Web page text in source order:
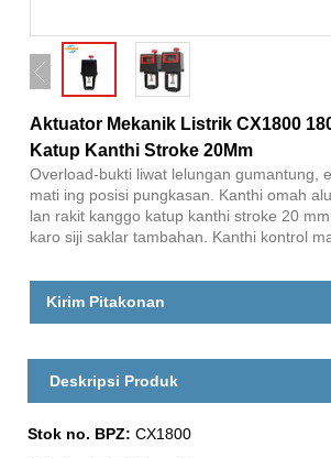
Aktuator Mekanik Listrik CX1800
Katup Kanthi Stroke 20Mm
Overload-bukti liwat lelungan gumantung,
mati ing posisi pungkasan. Kanthi omah
lan rakit kanggo katup kanthi stroke 20
karo siji saklar tambahan. Kanthi kontrol
Kirim Pitakonan
Deskripsi Produk
Stok no. BPZ: CX1800